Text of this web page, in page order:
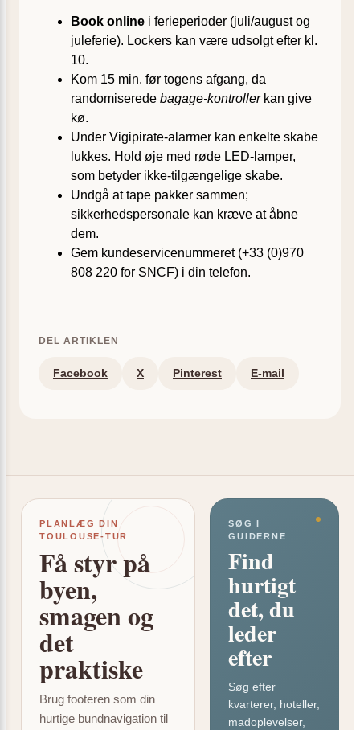
Book online i ferieperioder (juli/august og
juleferie). Lockers kan være udsolgt efter kl.
10.
Kom 15 min. før togens afgang, da
randomiserede bagage-kontrollerkan give
kø.
Under Vigipirate-alarmer kan enkelte skabe
lukkes. Hold øje med røde LED-lamper,
som betyder ikke-tilgængelige skabe.
Undgå at tape pakker sammen;
sikkerhedspersonale kan kræve at åbne
dem.
Gem kundeservice­nummeret (+33 (0)970
808 220 for SNCF) i din telefon.
DEL ARTIKLEN
Facebook X Pinterest E-mail
PLANLÆG DIN
TOULOUSE-TUR
Få styr på
byen,
smagen og
det
praktiske
Brug footeren som din
hurtige bundnavigation til
SØG I
GUIDERNE
Find
hurtigt
det, du
leder
efter
Søg efter
kvarterer, hoteller,
madoplevelser,